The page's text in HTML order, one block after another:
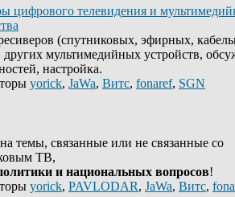
цифрового телевидения и
(спутниковых, эфирных,
мультимедийных устройств,
настройка.
yorick, JaWa, Витс, fonaref, SGN
темы, связанные или не связанные со
ТВ,
и национальных вопросов!
yorick, PAVLODAR, JaWa, Витс,